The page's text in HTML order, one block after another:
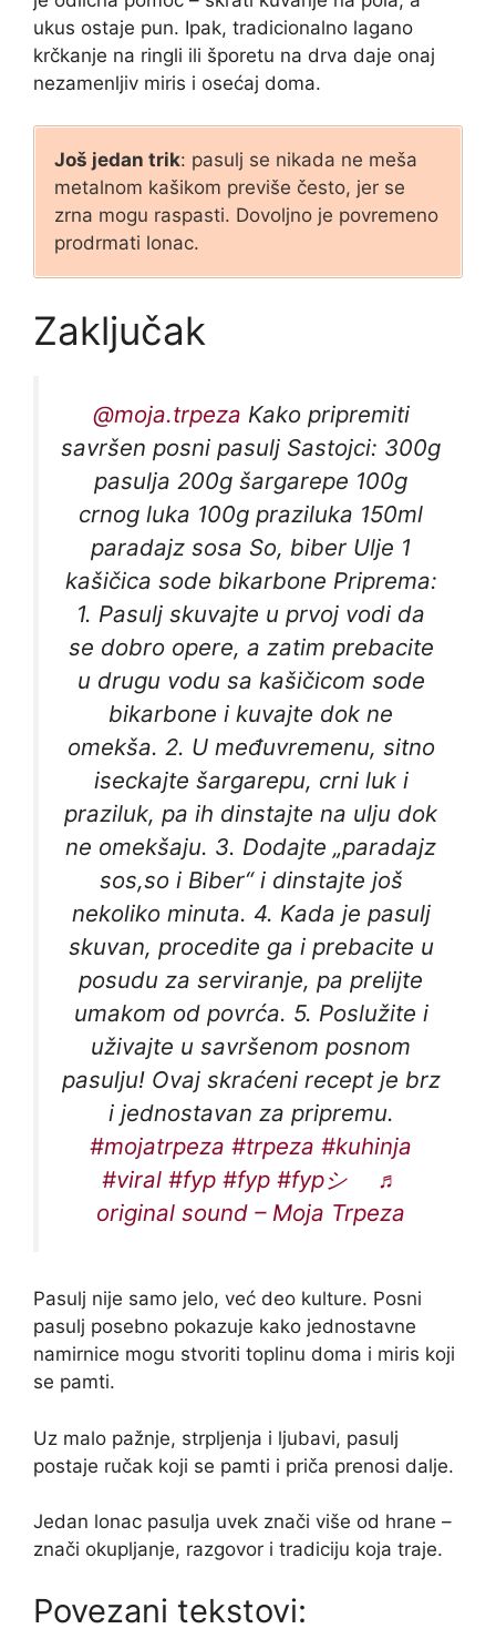
ukus ostaje pun. Ipak, tradicionalno lagano
krčkanje na ringli ili šporetu na drva daje onaj
nezamenljiv miris i osećaj doma.
Još jedan trik: pasulj se nikada ne meša
metalnom kašikom previše često, jer se
zrna mogu raspasti. Dovoljno je povremeno
prodrmati lonac.
Zaključak
@moja.trpeza Kako pripremiti
savršen posni pasulj Sastojci: 300g
pasulja 200g šargarepe 100g
crnog luka 100g praziluka 150ml
paradajz sosa So, biber Ulje 1
kašičica sode bikarbone Priprema:
1. Pasulj skuvajte u prvoj vodi da
se dobro opere, a zatim prebacite
u drugu vodu sa kašičicom sode
bikarbone i kuvajte dok ne
omekša. 2. U međuvremenu, sitno
iseckajte šargarepu, crni luk i
praziluk, pa ih dinstajte na ulju dok
ne omekšaju. 3. Dodajte „paradajz
sos,so i Biber“ i dinstajte još
nekoliko minuta. 4. Kada je pasulj
skuvan, procedite ga i prebacite u
posudu za serviranje, pa prelijte
umakom od povrća. 5. Poslužite i
uživajte u savršenom posnom
pasulju! Ovaj skraćeni recept je brz
i jednostavan za pripremu.
#mojatrpeza #trpeza #kuhinja
#viral #fyp #fyp #fypシ゚
♬
original sound – Moja Trpeza
Pasulj nije samo jelo, već deo kulture. Posni
pasulj posebno pokazuje kako jednostavne
namirnice mogu stvoriti toplinu doma i miris koji
se pamti.
Uz malo pažnje, strpljenja i ljubavi, pasulj
postaje ručak koji se pamti i priča prenosi dalje.
Jedan lonac pasulja uvek znači više od hrane –
znači okupljanje, razgovor i tradiciju koja traje.
Povezani tekstovi: